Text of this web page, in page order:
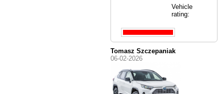
Vehicle
rating:
Tomasz Szczepaniak
06-02-2026